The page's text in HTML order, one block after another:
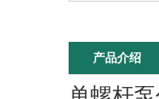
产品介绍